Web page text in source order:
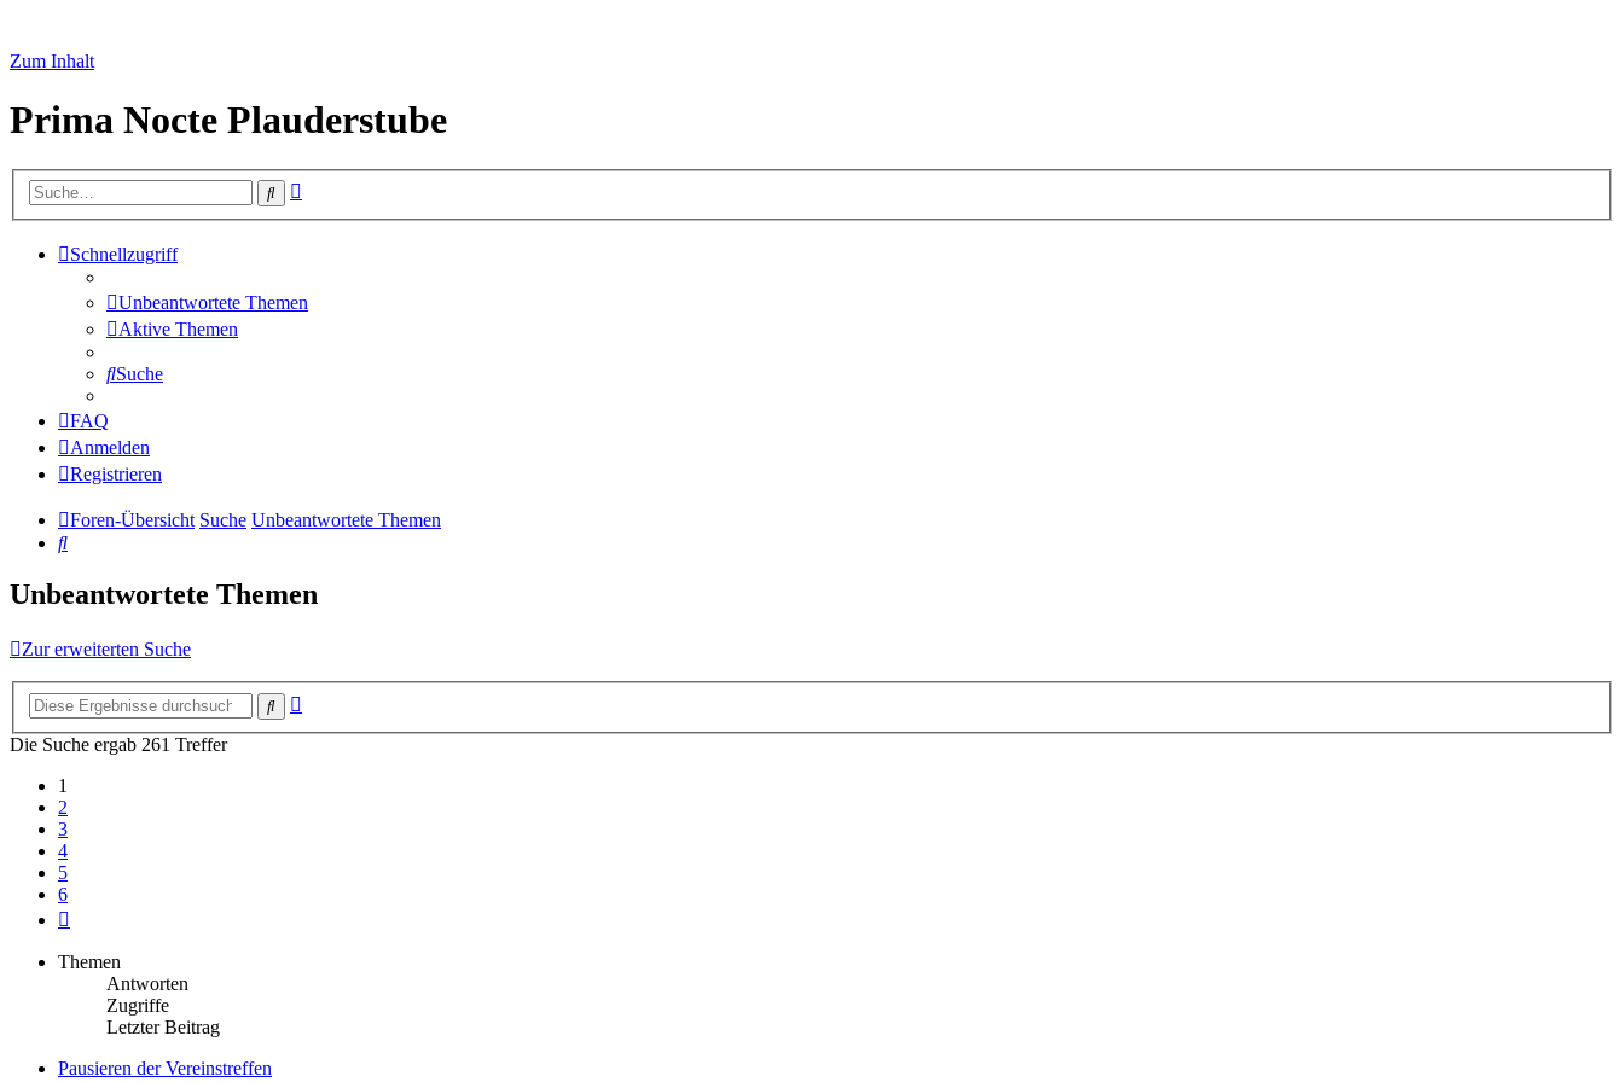
Zum Inhalt
Prima Nocte Plauderstube
Suche
Schnellzugriff
Unbeantwortete Themen
Aktive Themen
Suche
FAQ
Anmelden
Registrieren
Foren-Übersicht Suche Unbeantwortete Themen
Suche
Unbeantwortete Themen
Zur erweiterten Suche
Suche
Die Suche ergab 261 Treffer
1
2
3
4
5
6
Themen
Antworten
Zugriffe
Letzter Beitrag
Pausieren der Vereinstreffen